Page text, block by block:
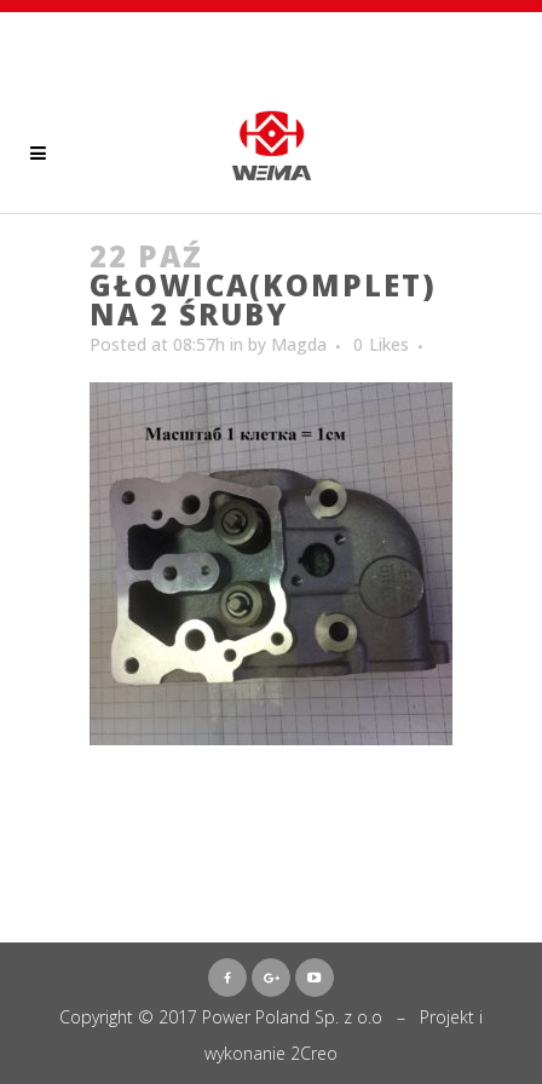
22 PAŹ
GŁOWICA(KOMPLET)
NA 2 ŚRUBY
Posted at 08:57h in by Magda 0 Likes
Copyright © 2017 Power Poland Sp. z o.o – Projekt i
wykonanie 2Creo